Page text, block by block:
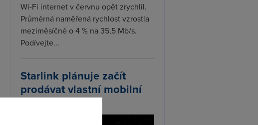
Wi-Fi internet v červnu opět zrychlil.
Průměrná naměřená rychlost vzrostla
meziměsíčně o 4 % na 35,5 Mb/s.
Podívejte...
Starlink plánuje začít
prodávat vlastní mobilní
tarify